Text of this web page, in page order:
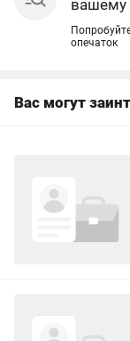
вашему
опечаток
Вас могут